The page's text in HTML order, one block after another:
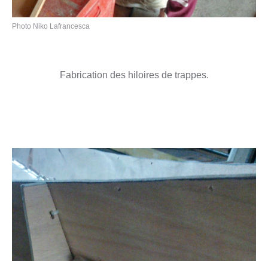
Photo Niko Lafrancesca
Fabrication des hiloires de trappes.